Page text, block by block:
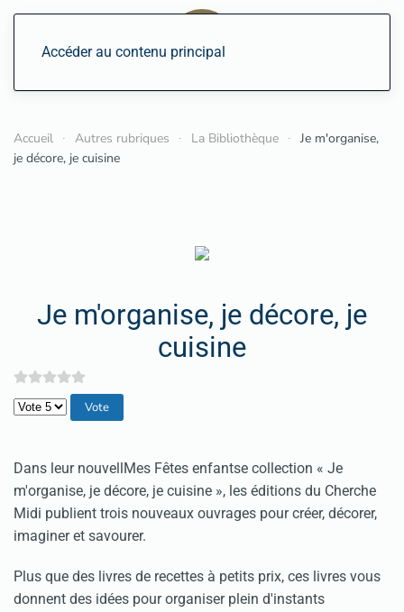
Accéder au contenu principal
Accueil Autres rubriques La Bibliothèque
Je m'organise,
je décore, je cuisine
Je m'organise, je décore, je
cuisine
Veuillez voter
Dans leur nouvellMes Fêtes enfantse collection « Je
m'organise, je décore, je cuisine », les éditions du Cherche
Midi publient trois nouveaux ouvrages pour créer, décorer,
imaginer et savourer.
Plus que des livres de recettes à petits prix, ces livres vous
donnent des idées pour organiser plein d'instants